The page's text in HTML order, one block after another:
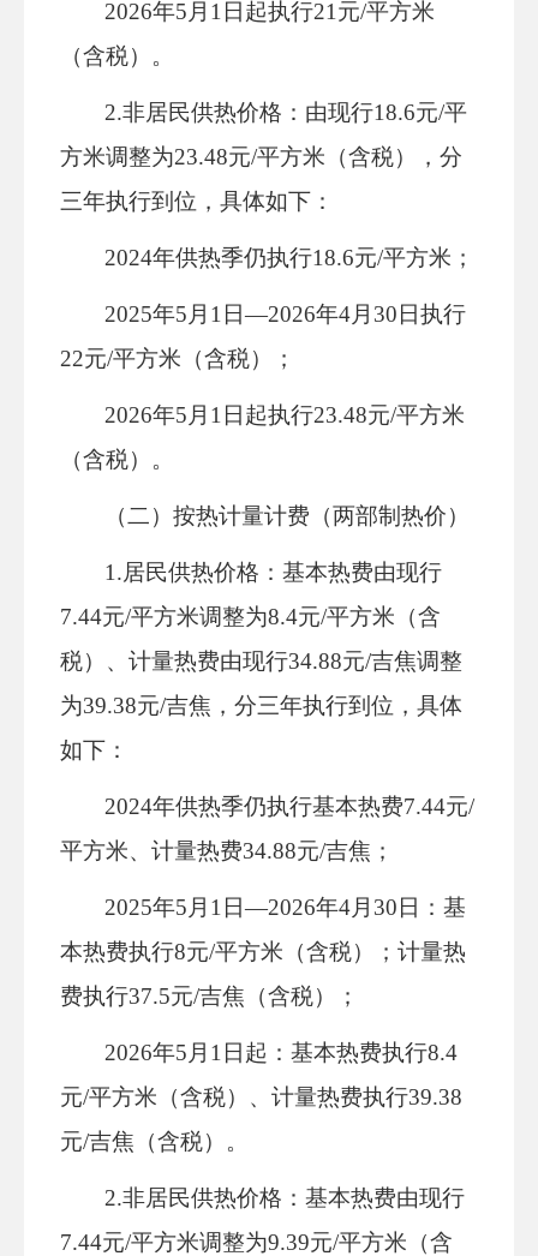
2026年5 月 1日起执行21元/平方米
（含税）。
2.非居民供热价格： 由现行18.6元/平
方米调整为23.48元/平方米（含税），分
三年执行到位 ， 具体如下：
2024年供热季仍执行18.6元/平方米；
2025年5 月 1日—2026年4月 30 日执行
22元/平方米（含税）；
2026年5 月 1日起执行23.48元/平方米
（含税）。
（二）按热计量计费 （两部制热价）
1 .居民供热价格：基本热费由现行
7.44元/平方米调整为8.4元/平方米（含
税）、计量热费由现行34.88元/吉焦调整
为39.38元/吉焦，分三年执行到位 ， 具体
如下：
2024年供热季仍执行基本热费7.44元/
平方米、计量热费34.88元/吉焦；
2025年5 月 1日—2026年4月 30 日 ：基
本热费执行8元/平方米 （含税）；计量热
费执行37.5元/吉焦（含税）；
2026年5月1日起：基本热费执行8.4
元/平方米 （含税）、计量热费执行39.38
元/吉焦（含税）。
2.非居民供热价格：基本热费由现行
7.44元/平方米调整为9.39元/平方米（含